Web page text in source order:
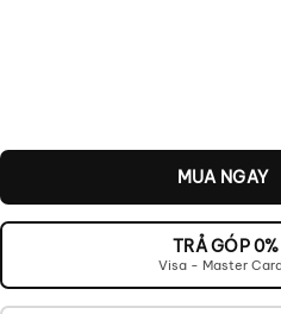
MUA NGAY
TRẢ GÓP
Visa - Master